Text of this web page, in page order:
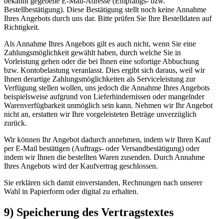
Bestellbestätigung). Diese Bestätigung stellt noch keine Annahme
Ihres Angebots durch uns dar. Bitte prüfen Sie Ihre Bestelldaten auf
Richtigkeit.
Als Annahme Ihres Angebots gilt es auch nicht, wenn Sie eine
Zahlungsmöglichkeit gewählt haben, durch welche Sie in
Vorleistung gehen oder die bei Ihnen eine sofortige Abbuchung
bzw. Kontobelastung veranlasst. Dies ergibt sich daraus, weil wir
Ihnen derartige Zahlungsmöglichkeiten als Serviceleistung zur
Verfügung stellen wollen, uns jedoch die Annahme Ihres Angebots
beispielsweise aufgrund von Lieferhindernissen oder mangelnder
Warenverfügbarkeit unmöglich sein kann. Nehmen wir Ihr Angebot
nicht an, erstatten wir Ihre vorgeleisteten Beträge unverzüglich
zurück.
Wir können Ihr Angebot dadurch annehmen, indem wir Ihren Kauf
per E-Mail bestätigen (Auftrags- oder Versandbestätigung) oder
indem wir Ihnen die bestellten Waren zusenden. Durch Annahme
Ihres Angebots wird der Kaufvertrag geschlossen.
Sie erklären sich damit einverstanden, Rechnungen nach unserer
Wahl in Papierform oder digital zu erhalten.
9) Speicherung des Vertragstextes